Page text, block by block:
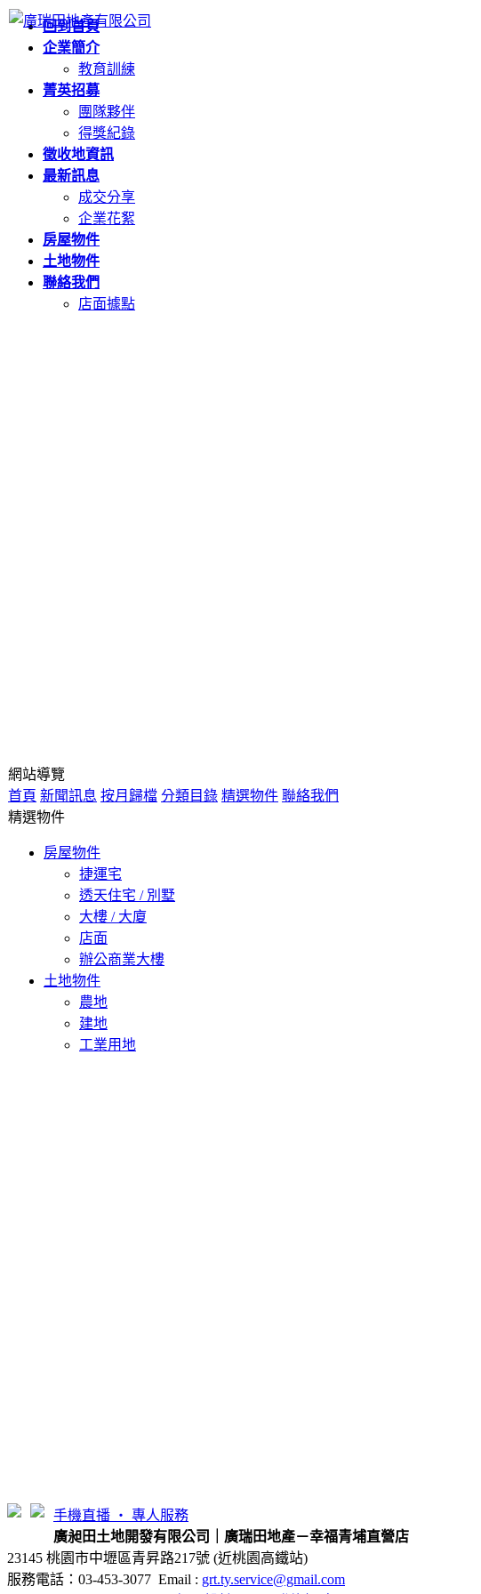
回到首頁
企業簡介
教育訓練
菁英招募
團隊夥伴
得獎紀錄
徵收地資訊
最新訊息
成交分享
企業花絮
房屋物件
土地物件
聯絡我們
店面據點
網站導覽
首頁 新聞訊息 按月歸檔 分類目錄 精選物件 聯絡我們
精選物件
房屋物件
捷運宅
透天住宅 / 別墅
大樓 / 大廈
店面
辦公商業大樓
土地物件
農地
建地
工業用地
手機直播 ‧ 專人服務
廣昶田土地開發有限公司｜廣瑞田地產－幸福青埔直營店
23145 桃園市中壢區青昇路217號 (近桃園高鐵站)
服務電話：03-453-3077 Email : grt.ty.service@gmail.com